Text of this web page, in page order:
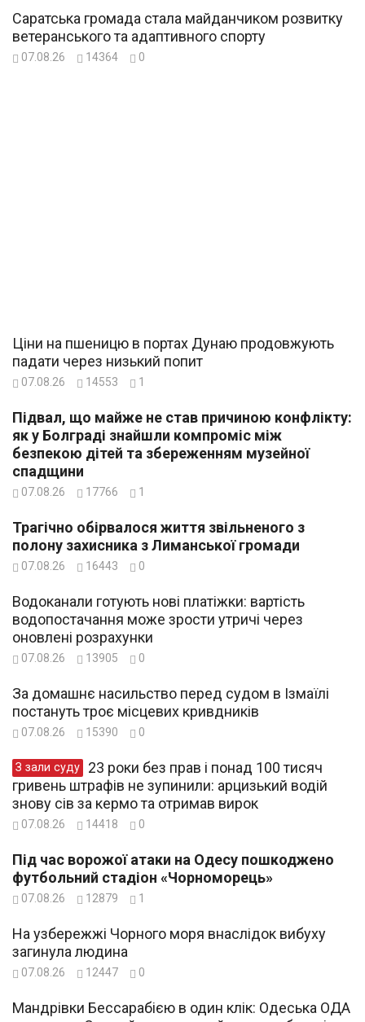
Саратська громада стала майданчиком розвитку
ветеранського та адаптивного спорту
07.08.26 14364 0
Ціни на пшеницю в портах Дунаю продовжують
падати через низький попит
07.08.26 14553 1
Підвал, що майже не став причиною конфлікту:
як у Болграді знайшли компроміс між
безпекою дітей та збереженням музейної
спадщини
07.08.26 17766 1
Трагічно обірвалося життя звільненого з
полону захисника з Лиманської громади
07.08.26 16443 0
Водоканали готують нові платіжки: вартість
водопостачання може зрости утричі через
оновлені розрахунки
07.08.26 13905 0
За домашнє насильство перед судом в Ізмаїлі
постануть троє місцевих кривдників
07.08.26 15390 0
З зали суду
гривень штрафів не зупинили: арцизький водій
знову сів за кермо та отримав вирок
07.08.26 14418 0
Під час ворожої атаки на Одесу пошкоджено
футбольний стадіон «Чорноморець»
07.08.26 12879 1
На узбережжі Чорного моря внаслідок вибуху
загинула людина
07.08.26 12447 0
Мандрівки Бессарабією в один клік: Одеська ОДА